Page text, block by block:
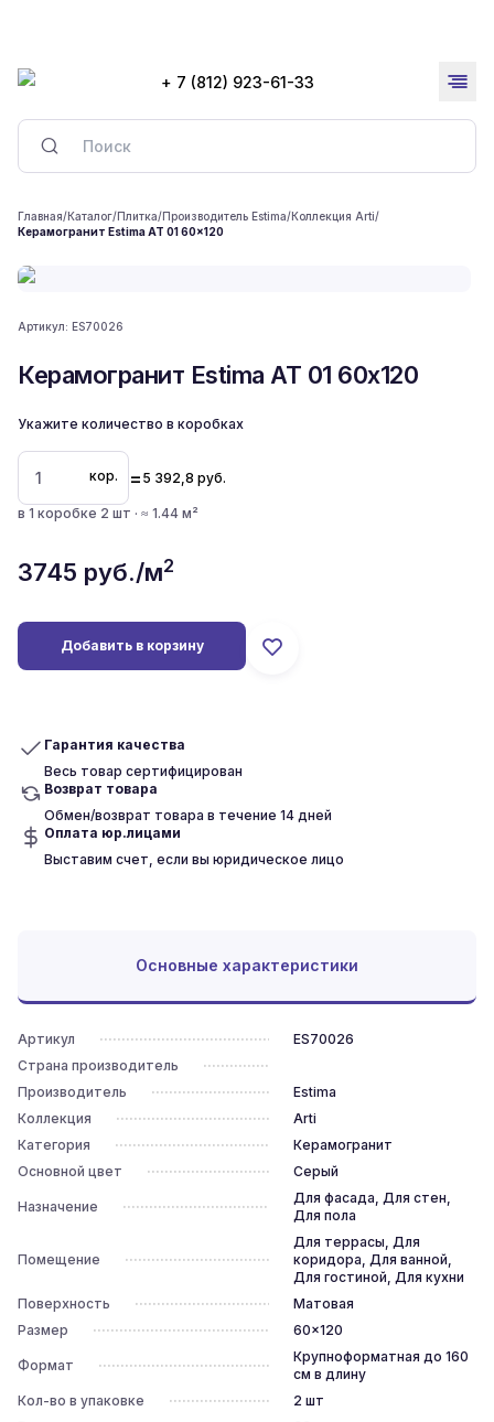
+ 7 (812) 923-61-33
Главная/Каталог/Плитка/Производитель Estima/Коллекция Arti/
Керамогранит Estima AT 01 60x120
Артикул: ES70026
Керамогранит Estima AT 01 60x120
Укажите количество в коробках
кор. = 5 392,8 руб.
в 1 коробке 2 шт · ≈ 1.44 м²
3745 руб./м2
Добавить в корзину
Гарантия качества
Весь товар сертифицирован
Возврат товара
Обмен/возврат товара в течение 14 дней
Оплата юр.лицами
Выставим счет, если вы юридическое лицо
Основные характеристики
Артикул
ES70026
Страна производитель
Производитель
Estima
Коллекция
Arti
Категория
Керамогранит
Основной цвет
Серый
Назначение
Для фасада, Для стен,
Для пола
Помещение
Для террасы, Для
коридора, Для ванной,
Для гостиной, Для кухни
Поверхность
Матовая
Размер
60x120
Формат
Крупноформатная до 160
см в длину
Кол-во в упаковке
2 шт